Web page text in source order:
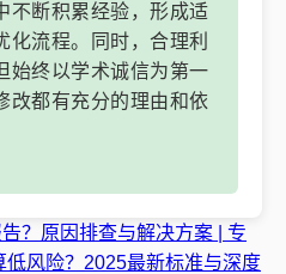
不断积累经验，形成适
化流程。同时，合理利
始终以学术诚信为第一
改都有充分的理由和依
？原因排查与解决方案 | 专
低风险？2025最新标准与深度